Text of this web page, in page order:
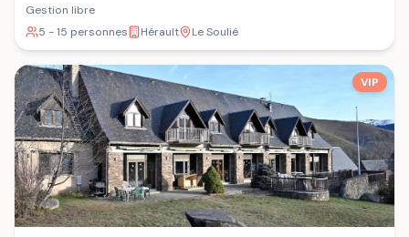
Gestion libre
5 - 15 personnes
Hérault Le Soulié
VIP